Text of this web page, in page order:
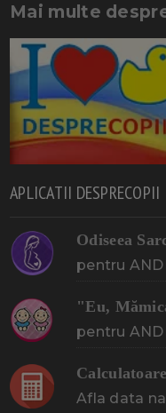
Mai multe
APLICATII DESPRECOPII
Odiseea
pentru
"Eu,
pentru
Afla data